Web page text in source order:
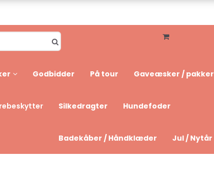
Godbidder På tour Gaveæsker / pakker
Silkedragter Hundefoder
Badekåber / Håndklæder Jul / Nytår